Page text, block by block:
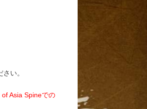
い。
Asia Spineでの